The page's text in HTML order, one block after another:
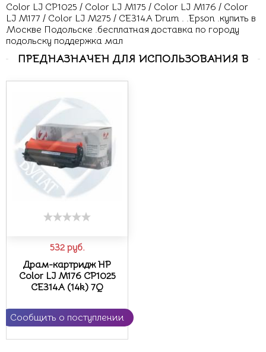
Color LJ CP1025 / Color LJ M175 / Color LJ M176 / Color
LJ M177 / Color LJ M275 / CE314A Drum . .Epson .купить в
Москве Подольске .бесплатная доставка по городу
подольску поддержка мал
ПРЕДНАЗНАЧЕН ДЛЯ ИСПОЛЬЗОВАНИЯ В
532 руб.
Драм-картридж HP
Color LJ M176 CP1025
CE314A (14k) 7Q
Сообщить о поступлении